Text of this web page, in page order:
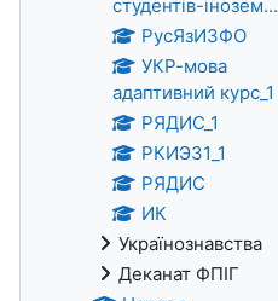
студентів-інозем...
РусЯзИЗФО
УКР-мова
адаптивний курс_1
РЯДИС_1
РКИЭЗ1_1
РЯДИС
ИК
Українознавства
Деканат ФПІГ